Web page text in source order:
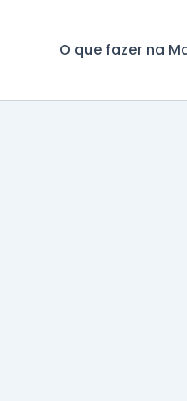
O que fazer na